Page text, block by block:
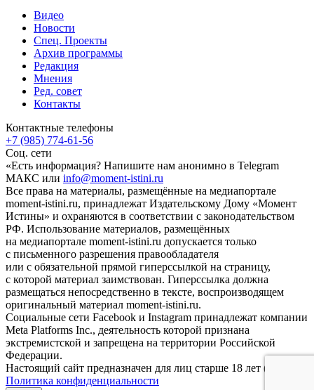
Видео
Новости
Спец. Проекты
Архив программы
Редакция
Мнения
Ред. совет
Контакты
Контактные телефоны
+7 (985) 774-61-56
Соц. сети
«Есть информация? Напишите нам анонимно в Telegram
МАКС или info@moment-istini.ru
Все права на материалы, размещённые на медиапортале
moment-istini.ru, принадлежат Издательскому Дому «Момент
Истины» и охраняются в соответствии с законодательством
РФ. Использование материалов, размещённых
на медиапортале moment-istini.ru допускается только
с письменного разрешения правообладателя
или с обязательной прямой гиперссылкой на страницу,
с которой материал заимствован. Гиперссылка должна
размещаться непосредственно в тексте, воспроизводящем
оригинальный материал moment-istini.ru.
Социальные сети Facebook и Instagram принадлежат компании
Meta Platforms Inc., деятельность которой признана
экстремистской и запрещена на территории Российской
Федерации.
Настоящий сайт предназначен для лиц старше 18 лет (18+).
Политика конфиденциальности